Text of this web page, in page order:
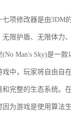
七项修改器是由3DM
无限护盾、无限体力
(No Man's Sky)是一
戏中，玩家将自由自
和完整的生态系统。
因为游戏是使用算法